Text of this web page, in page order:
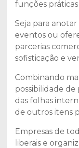
funções
Seja para
eventos ou
parcerias
sofisticação e
Combinando
possibilidade de
das folhas
de outros itens
Empresas de
liberais e